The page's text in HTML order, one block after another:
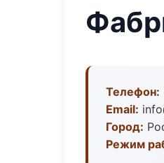
Телефон:
Email:
Город:
Режим